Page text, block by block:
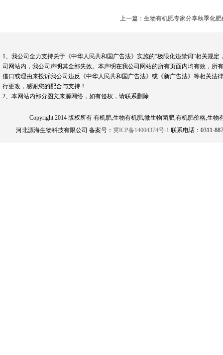
上一篇：生物有机肥专家分享秋季化
1、我公司全力支持关于《中华人民共和国广告法》实施的“极限化违禁词”相关规
司网站内，我公司声明其全部失效。本声明在我公司网站的所有页面内均有效，
借口或理由来投诉我公司违反《中华人民共和国广告法》或《新广告法》等相关
行更改，感谢您的配合与支持！
2、本网站内部分图文来源网络，如有侵权，请联系删除
Copyright 2014 版权所有 有机肥,生物有机肥,微生物菌肥,有机肥价格,生
河北源海生物科技有限公司 备案号： 冀ICP备14004374号-1 联系电话：0311-